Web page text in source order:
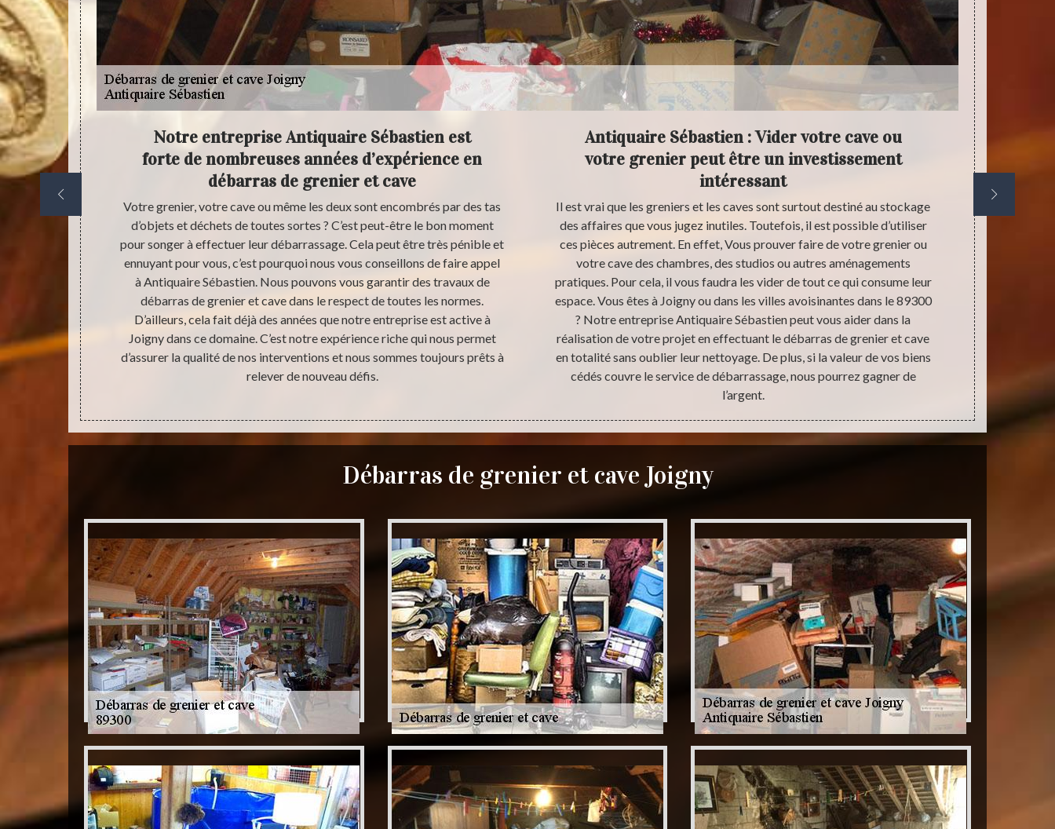
travaux.
Notre entreprise Antiquaire Sébastien est
forte de nombreuses années d’expérience en
débarras de grenier et cave
Votre grenier, votre cave ou même les deux sont encombrés par des tas
d’objets et déchets de toutes sortes ? C’est peut-être le bon moment
pour songer à effectuer leur débarrassage. Cela peut être très pénible et
ennuyant pour vous, c’est pourquoi nous vous conseillons de faire appel
à Antiquaire Sébastien. Nous pouvons vous garantir des travaux de
débarras de grenier et cave dans le respect de toutes les normes.
D’ailleurs, cela fait déjà des années que notre entreprise est active à
Joigny dans ce domaine. C’est notre expérience riche qui nous permet
d’assurer la qualité de nos interventions et nous sommes toujours prêts à
relever de nouveau défis.
Antiquaire Sébastien : Vider votre cave ou
votre grenier peut être un investissement
intéressant
Il est vrai que les greniers et les caves sont surtout destiné au stockage
des affaires que vous jugez inutiles. Toutefois, il est possible d’utiliser
ces pièces autrement. En effet, Vous prouver faire de votre grenier ou
votre cave des chambres, des studios ou autres aménagements
pratiques. Pour cela, il vous faudra les vider de tout ce qui consume leur
espace. Vous êtes à Joigny ou dans les villes avoisinantes dans le 89300
? Notre entreprise Antiquaire Sébastien peut vous aider dans la
réalisation de votre projet en effectuant le débarras de grenier et cave
en totalité sans oublier leur nettoyage. De plus, si la valeur de vos biens
cédés couvre le service de débarrassage, nous pourrez gagner de
l’argent.
Débarras de grenier et cave Joigny